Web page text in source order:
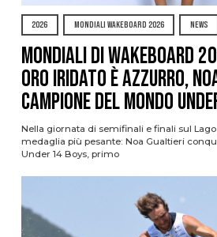
2026 MONDIALI WAKEBOARD 2026 NEWS
Mondiali di Wakeboard
oro iridato è azzurro,
campione del mondo
Nella giornata di semifinali e finali sul
medaglia più pesante: Noa Gualtieri
Under 14 Boys, primo